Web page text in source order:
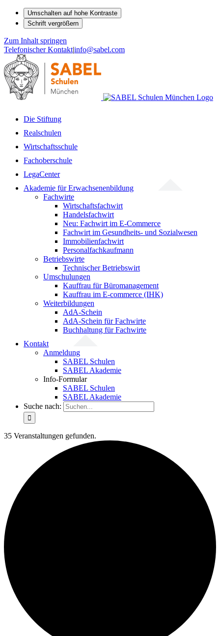
Umschalten auf hohe Kontraste
Schrift vergrößern
Zum Inhalt springen
Telefonischer Kontakt|info@sabel.com
Die Stiftung
Realschulen
Wirtschaftsschule
Fachoberschule
LegaCenter
Akademie für Erwachsenenbildung
Fachwirte
Wirtschaftsfachwirt
Handelsfachwirt
Neu: Fachwirt im E-Commerce
Fachwirt im Gesundheits- und Sozialwesen
Immobilienfachwirt
Personalfachkaufmann
Betriebswirte
Technischer Betriebswirt
Umschulungen
Kauffrau für Büromanagement
Kauffrau im E-commerce (IHK)
Weiterbildungen
AdA-Schein
AdA-Schein für Fachwirte
Buchhaltung für Fachwirte
Kontakt
Anmeldung
SABEL Schulen
SABEL Akademie
Info-Formular
SABEL Schulen
SABEL Akademie
Suche nach:
35 Veranstaltungen gefunden.